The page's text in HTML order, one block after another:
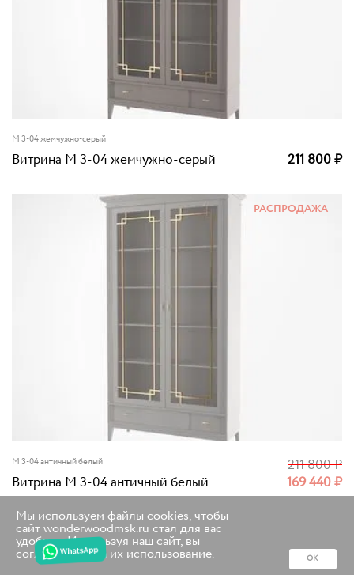
M 3-04 жемчужно-серый
Витрина M 3-04 жемчужно-серый 211 800₽
M 3-04 античный белый
Витрина M 3-04 античный белый 169 440₽
211 800₽
РАСПРОДАЖА
ОК
Мы используем файлы cookies, чтобы
сайт wonderwoodmsk.ru стал для вас
удобнее. Используя наш сайт, вы
соглашаетесь на их использование.